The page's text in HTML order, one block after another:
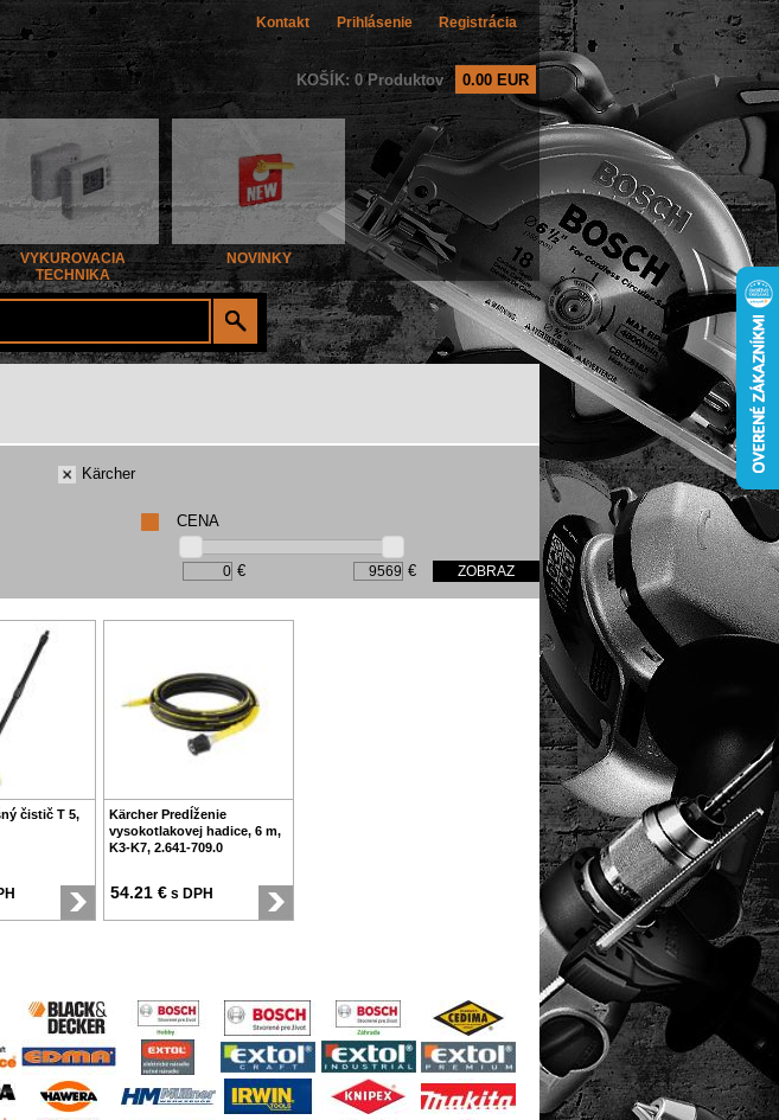
Kontakt Prihlásenie Registrácia
KOŠÍK: 0 Produktov 0.00 EUR
VYKUROVACIA
TECHNIKA
NOVINKY
Kärcher
CENA
€ €
čistič T 5,
Kärcher Predĺženie
vysokotlakovej hadice, 6 m,
K3-K7, 2.641-709.0
54.21 € s DPH